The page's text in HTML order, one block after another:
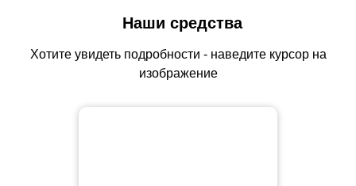
Наши средства
Хотите увидеть подробности - наведите курсор на
изображение